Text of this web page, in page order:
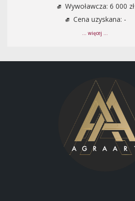
Wywoławcza: 6 000 zł
Cena uzyskana: -
... więcej ...